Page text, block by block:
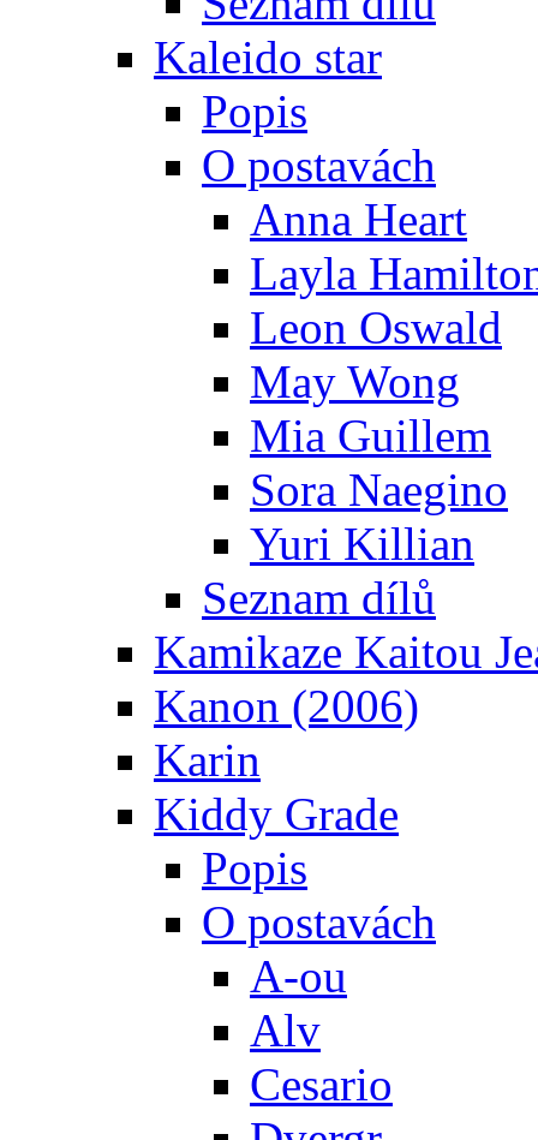
Kaleido star
Popis
O postavách
Anna Heart
Layla
Leon Oswald
May Wong
Mia Guillem
Sora Naegino
Yuri Killian
Seznam dílů
Kamikaze Kaitou
Kanon (2006)
Karin
Kiddy Grade
Popis
O postavách
A-ou
Alv
Cesario